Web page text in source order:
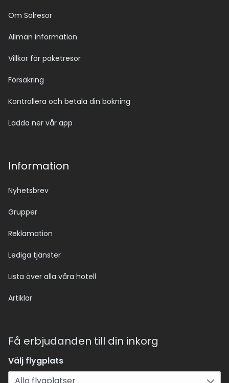
Om Solresor
Allmän information
Villkor för paketresor
Försäkring
Kontrollera och betala din bokning
Ladda ner vår app
Information
Nyhetsbrev
Grupper
Reklamation
Lediga tjänster
Lista över alla våra hotell
Artiklar
Få erbjudanden till din inkorg
Välj flygplats